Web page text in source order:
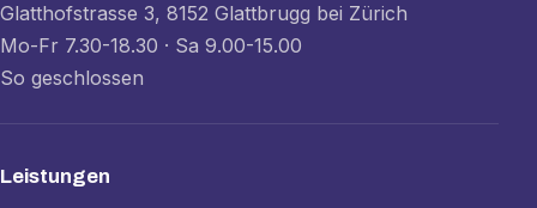
Glatthofstrasse 3, 8152 Glattbrugg bei Zürich
Mo-Fr 7.30-18.30 · Sa 9.00-15.00
So geschlossen
Leistungen